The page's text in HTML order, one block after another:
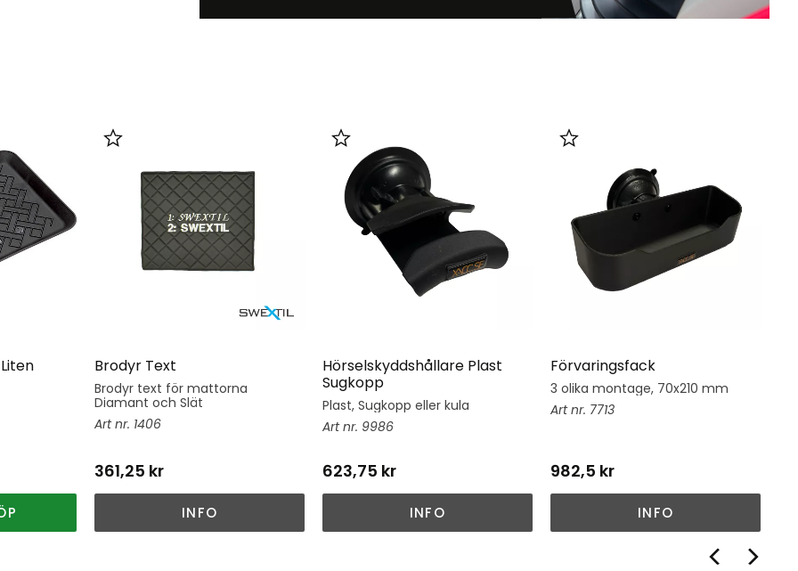
Brodyr Text
Brodyr text för mattorna
Diamant och Slät
1406
361,25 kr
Lägg till i favoriter
INFO
Hörselskyddshållare Plast
Sugkopp
Plast, Sugkopp eller kula
9986
623,75 kr
Lägg till i favoriter
INFO
Förvaringsfack
3 olika montage, 70x210 mm
7713
982,5 kr
Lägg till i favoriter
INFO